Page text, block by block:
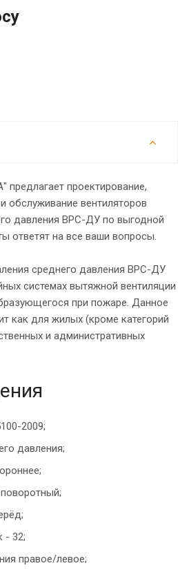
предлагает проектирование,
обслуживание вентиляторов
давления ВРС-ДУ по выгодной
ответят на все ваши вопросы.
среднего давления ВРС-ДУ
системах вытяжной вентиляции
при пожаре. Данное
как для жилых (кроме категорий
и административных
2009;
давления;
- 32;
правое/левое;